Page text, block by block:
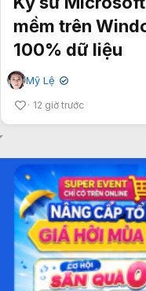
mềm trên
100% dữ liệu
Mỹ Lệ ✔
12 giờ trước